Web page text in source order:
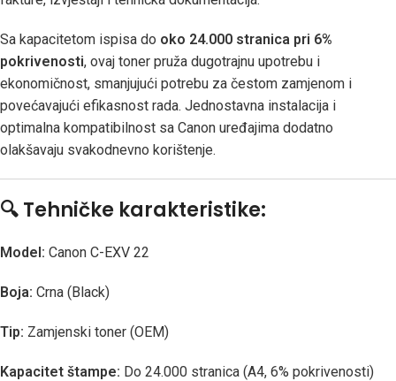
Sa kapacitetom ispisa do oko 24.000 stranica pri 6%
pokrivenosti, ovaj toner pruža dugotrajnu upotrebu i
ekonomičnost, smanjujući potrebu za čestom zamjenom i
povećavajući efikasnost rada. Jednostavna instalacija i
optimalna kompatibilnost sa Canon uređajima dodatno
olakšavaju svakodnevno korištenje.
🔍Tehničke karakteristike:
Model: Canon C-EXV 22
Boja: Crna (Black)
Tip: Zamjenski toner (OEM)
Kapacitet štampe: Do 24.000 stranica (A4, 6% pokrivenosti)